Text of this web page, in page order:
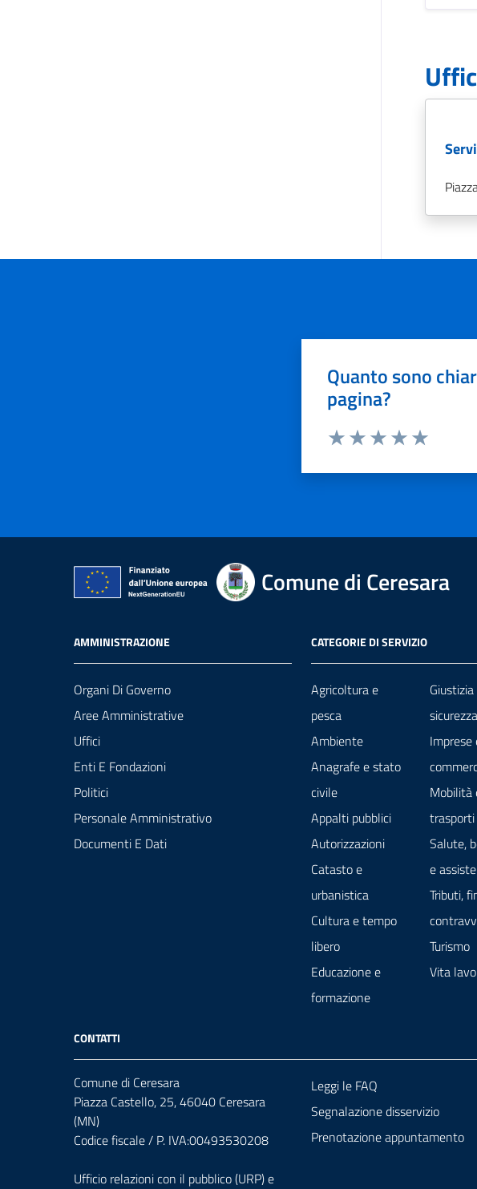
Quanto sono
pagina?
Comune di Ceresara
AMMINISTRAZIONE
Organi Di Governo
Aree Amministrative
Uffici
Enti E Fondazioni
Politici
Personale Amministrativo
Documenti E Dati
CATEGORIE DI SERVIZIO
Agricoltura e
pesca
Ambiente
Anagrafe e stato
civile
Appalti pubblici
Autorizzazioni
Catasto e
urbanistica
Cultura e tempo
libero
Educazione e
formazione
Imprese
Mobilità
trasporti
Salute,
e
Tributi,
Turismo
Vita
CONTATTI
Comune di Ceresara
Piazza Castello, 25, 46040 Ceresara
(MN)
Codice fiscale / P. IVA:00493530208
Ufficio relazioni con il pubblico (URP) e
Leggi le FAQ
Segnalazione disservizio
Prenotazione appuntamento